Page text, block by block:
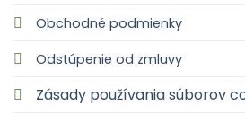
Obchodné podmienky
Odstúpenie od zmluvy
Zásady používania súborov